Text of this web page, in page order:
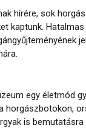
hírére, sok
kaptunk.
egy életmód
horgászbotokon,
is